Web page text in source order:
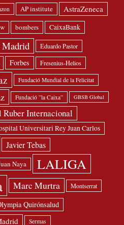
AP institute AstraZeneca
bombers CaixaBank
Madrid Eduardo Pastor
Forbes Fresenius-Helios
Fundació Mundial de la Felicitat
Fundació ”la Caixa” GBSB Global
Ruber Internacional
Universitari Rey Juan Carlos
Javier Tebas
Naya LALIGA
Marc Murtra Montserrat
Quirónsalud
Sermas